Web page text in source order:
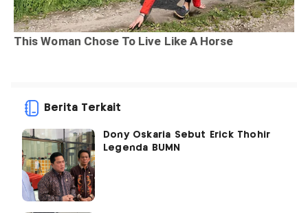
Berita Terkait
Dony Oskaria Sebut Erick Thohir
Legenda BUMN